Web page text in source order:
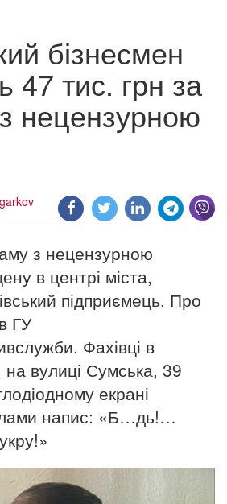
бізнесмен
47 тис. грн за
нецензурною
з нецензурною
в центрі міста,
підприємець. Про
ГУ
Фахівці в
вулиці Сумська, 39
екрані
напис: «Б…дь!…